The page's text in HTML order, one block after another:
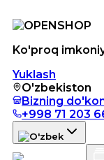
Ko'proq
Yuklash
O'zbekiston
Bizning
+998 71 203